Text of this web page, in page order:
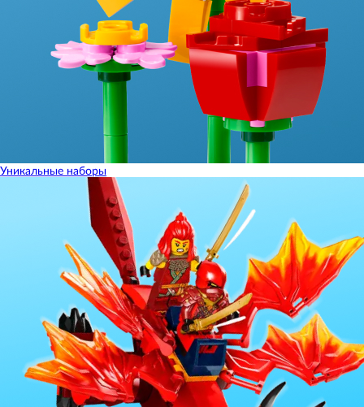
Уникальные наборы